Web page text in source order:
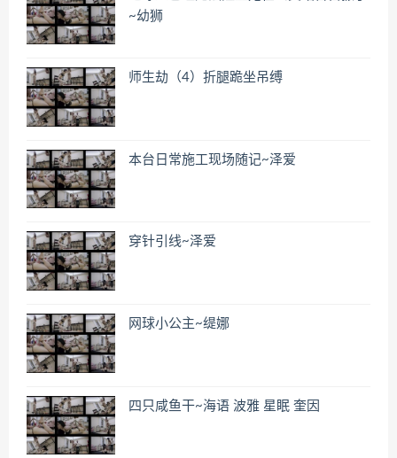
~幼狮
师生劫（4）折腿跪坐吊缚
本台日常施工现场随记~泽爱
穿针引线~泽爱
网球小公主~缇娜
四只咸鱼干~海语 波雅 星眠 奎因